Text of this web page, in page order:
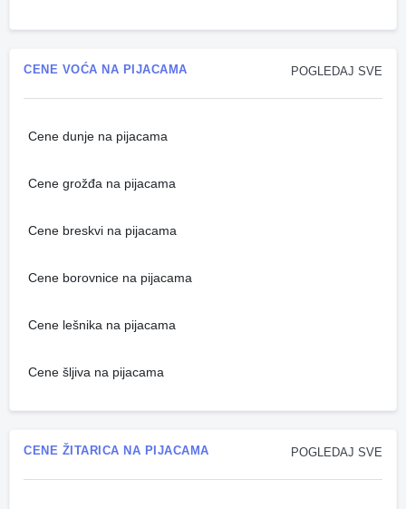
POGLEDAJ SVE
CENE VOĆA NA PIJACAMA
Cene dunje na pijacama
Cene grožđa na pijacama
Cene breskvi na pijacama
Cene borovnice na pijacama
Cene lešnika na pijacama
Cene šljiva na pijacama
POGLEDAJ SVE
CENE ŽITARICA NA PIJACAMA